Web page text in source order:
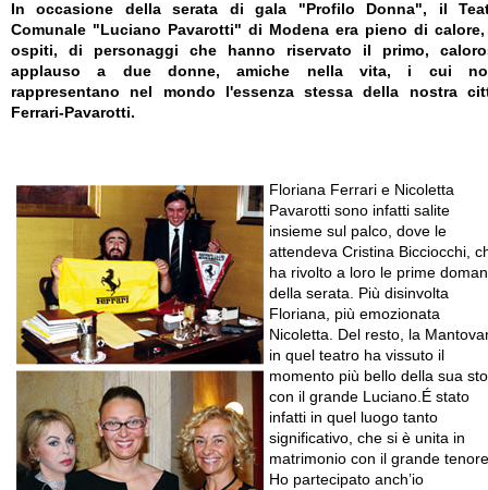
In occasione della serata di gala "Profilo Donna", il
Comunale "Luciano Pavarotti" di Modena era pieno di
ospiti, di personaggi che hanno riservato il primo,
applauso a due donne, amiche nella vita, i cui
rappresentano nel mondo l'essenza stessa della nostra
Ferrari-Pavarotti.
Floriana Ferrari e Nicoletta
Pavarotti sono infatti salite
insieme sul palco, dove le
attendeva Cristina Bicciocchi,
ha rivolto a loro le prime
della serata. Più disinvolta
Floriana, più emozionata
Nicoletta. Del resto, la
in quel teatro ha vissuto il
momento più bello della sua
con il grande Luciano.É stato
infatti in quel luogo tanto
significativo, che si è unita in
matrimonio con il grande
Ho partecipato anch’io